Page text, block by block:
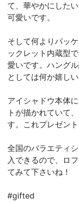
て、華やかにした
可愛いです。
そして何よりパッ
ックレット内蔵型
愛いです。ハング
としては何か嬉しい
アイシャドウ本体
トが描かれていて
す。これプレゼン
全国のバラエティ
入できるので、ロ
てみて下さいね！
#gifted